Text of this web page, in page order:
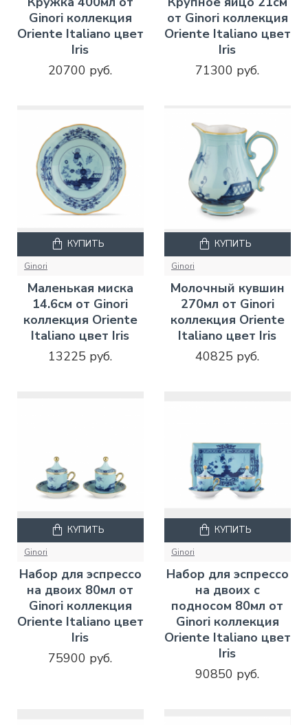
Ginori коллекция
Oriente Italiano цвет
Iris
20700 руб.
от Ginori коллекция
Oriente Italiano цвет
Iris
71300 руб.
Ginori
Маленькая миска
14.6см от Ginori
коллекция Oriente
Italiano цвет Iris
13225 руб.
КУПИТЬ
Ginori
Молочный кувшин
270мл от Ginori
коллекция Oriente
Italiano цвет Iris
40825 руб.
КУПИТЬ
Ginori
Набор для эспрессо
на двоих 80мл от
Ginori коллекция
Oriente Italiano цвет
Iris
75900 руб.
КУПИТЬ
Ginori
Набор для эспрессо
на двоих с
подносом 80мл от
Ginori коллекция
Oriente Italiano цвет
Iris
90850 руб.
КУПИТЬ